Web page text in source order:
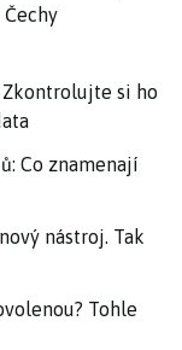
Zkontrolujte si ho
Co znamenají
nástroj. Tak
Tohle